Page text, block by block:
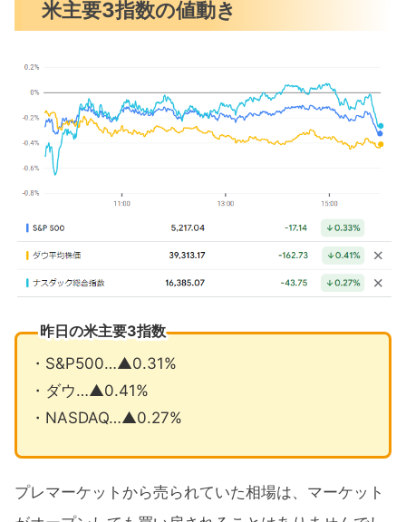
ローチ
クックCEO気候変動対策にAI不可欠
3月の注目イベントについて
米主要3指数の値動き
昨日の米主要3指数
・S&P500…▲0.31%
・ダウ…▲0.41%
・NASDAQ…▲0.27%
プレマーケットから売られていた相場は、マーケット